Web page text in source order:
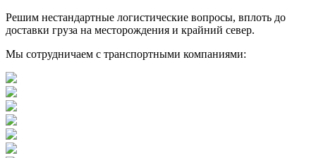
Решим нестандартные логистические вопросы, вплоть до
доставки груза на месторождения и крайний север.
Мы сотрудничаем с транспортными компаниями: